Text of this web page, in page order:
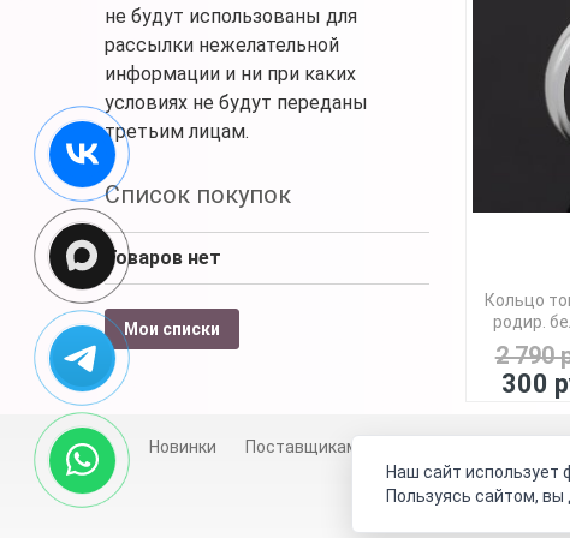
не будут использованы для
рассылки нежелательной
информации и ни при каких
условиях не будут переданы
третьим лицам.
Список покупок
Товаров нет
Мои списки
Кольцо
родир.
2 790
300
Новинки Поставщикам
Наш сайт использует
Пользуясь сайтом, вы